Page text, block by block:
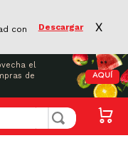
con
Descargar X
el
de
AQUÍ